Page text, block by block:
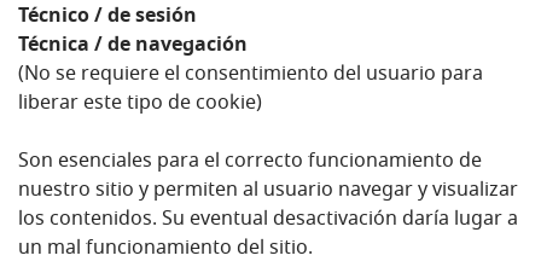
Técnico / de sesión
Técnica / de navegación
(No se requiere el consentimiento del usuario para
liberar este tipo de cookie)
Son esenciales para el correcto funcionamiento de
nuestro sitio y permiten al usuario navegar y visualizar
los contenidos. Su eventual desactivación daría lugar a
un mal funcionamiento del sitio.